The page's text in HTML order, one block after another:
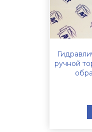
ручной